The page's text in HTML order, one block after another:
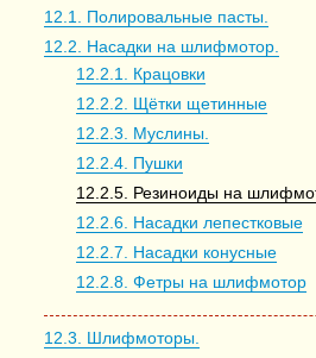
12.1. Полировальные пасты.
12.2. Насадки на шлифмотор.
12.2.1. Крацовки
12.2.2. Щётки щетинные
12.2.3. Муслины.
12.2.4. Пушки
12.2.5. Резиноиды на
12.2.6. Насадки лепестковые
12.2.7. Насадки конусные
12.2.8. Фетры на шлифмотор
12.3. Шлифмоторы.